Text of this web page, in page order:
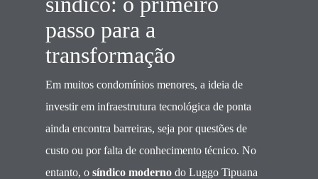
passo para a
transformação
Em muitos condomínios menores, a ideia de
investir em infraestrutura tecnológica de ponta
ainda encontra barreiras, seja por questões de
custo ou por falta de conhecimento técnico. No
entanto, o síndico moderno do Luggo Tipuana